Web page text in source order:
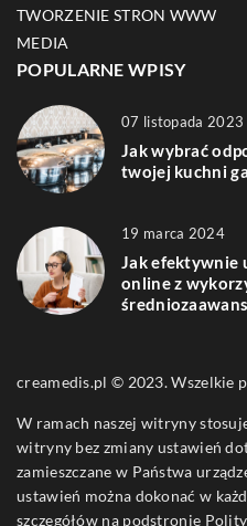
TWORZENIE STRON WWW
MEDIA
POPULARNE WPISY
07 listopada 2023
Jak wybrać
twojej kuchni
19 marca 2024
Jak efektywnie
online z
creamedis.pl © 2023. Wszelkie
W ramach naszej witryny
witryny bez zmiany ustawień
zamieszczane w Państwa
ustawień można dokonać w
szczegółów na podstronie